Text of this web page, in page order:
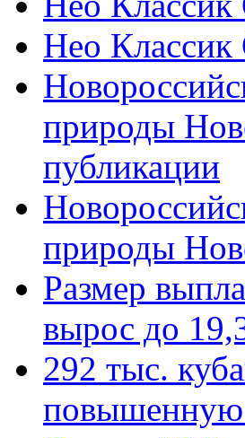
Нео Классик
природы
публикации
природы
Размер
вырос до
292 тыс.
повышенную